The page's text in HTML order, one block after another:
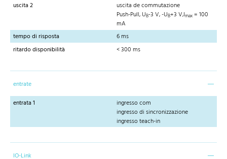
uscita 2
uscita de commutazione
Push-Pull, UB-3 V, -UB+3 V,Imax = 100
mA
tempo di risposta
6 ms
ritardo disponibilità
< 300 ms
entrate
entrata 1
ingresso com
ingresso di sincronizzazione
ingresso teach-in
IO-Link